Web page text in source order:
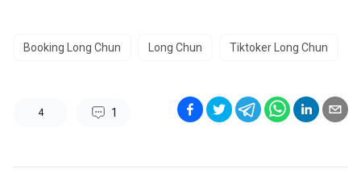
Booking Long Chun Long Chun Tiktoker Long Chun
4 1